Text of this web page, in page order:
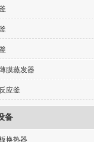
膜蒸发器
应釜
备
换热器